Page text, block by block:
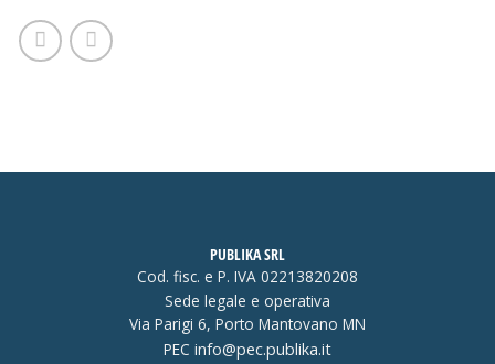
PUBLIKA SRL
Cod. fisc. e P. IVA 02213820208
Sede legale e operativa
Via Parigi 6, Porto Mantovano MN
PEC info@pec.publika.it